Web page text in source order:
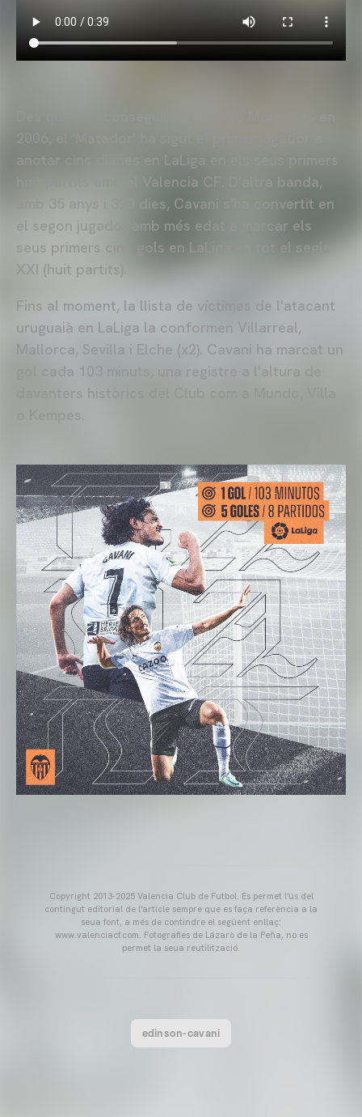
anotar cinc dianes en LaLiga en els seus primers
huit partits amb el Valencia CF. D'altra banda,
amb 35 anys i 320 dies, Cavani s'ha convertit en
el segon jugador amb més edat a marcar els
seus primers cinc gols en LaLiga en tot el segle
XXI (huit partits).
Fins al moment, la llista de víctimes de l'atacant
uruguaià en LaLiga la conformen Villarreal,
Mallorca, Sevilla i Elche (x2). Cavani ha marcat un
gol cada 103 minuts, una registre a l'altura de
davanters històrics del Club com a Mundo, Villa
o Kempes.
Copyright 2013-2025 Valencia Club de Futbol. Es permet l'ús del
contingut editorial de l'article sempre que es faça referència a la
seua font, a més de contindre el següent enllaç:
www.valenciacf.com. Fotografies de Lázaro de la Peña, no es
permet la seua reutilització.
edinson-cavani